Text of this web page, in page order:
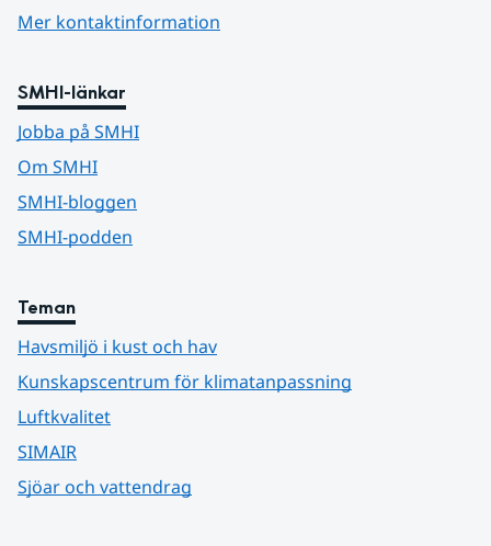
Mer kontaktinformation
SMHI-länkar
Jobba på SMHI
Om SMHI
SMHI-bloggen
SMHI-podden
Teman
Havsmiljö i kust och hav
Kunskapscentrum för klimatanpassning
Luftkvalitet
SIMAIR
Sjöar och vattendrag